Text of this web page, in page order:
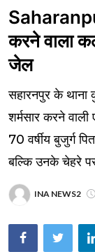
नई दिल्ली
टेक्नोलॉजी / बिजनेस
वायरल न्यूज़
करने वाला
जेल
सहारनपुर के थाना
शर्मसार करने
70 वर्षीय बुजुर्ग
बल्कि उनके चेहरे
INA NEWS2